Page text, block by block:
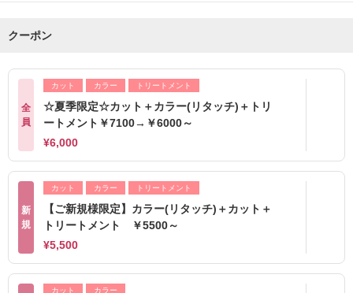
クーポン
全
員
カット カラー トリートメント
☆夏季限定☆カット＋カラー(リタッチ)＋トリ
ートメント￥7100→￥6000～
¥6,000
新
規
カット カラー トリートメント
【ご新規様限定】カラー(リタッチ)＋カット＋
トリートメント ￥5500～
¥5,500
カット カラー